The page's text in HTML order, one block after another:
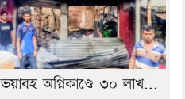
অগ্নিকাণ্ডে ৩০ লাখ...